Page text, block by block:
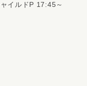
イルドP 17:45～